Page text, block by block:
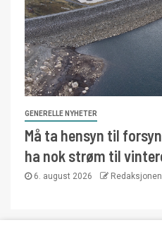
GENERELLE NYHETER
Må ta hensyn til
ha nok strøm til
6. august 2026 Redaksjonen